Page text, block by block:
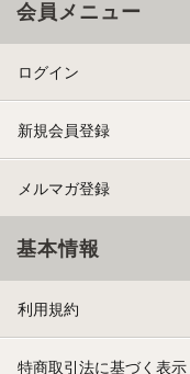
会員メニュー
ログイン
新規会員登録
メルマガ登録
基本情報
利用規約
特商取引法に基づく表示